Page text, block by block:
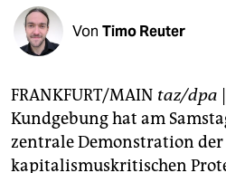
shop
fragen & hilfe
unterstützen
abo
Von Timo Reuter
FRANKFURT/MAIN taz/dpa
Kundgebung hat am
zentrale Demonstration der
kapitalismuskritischen